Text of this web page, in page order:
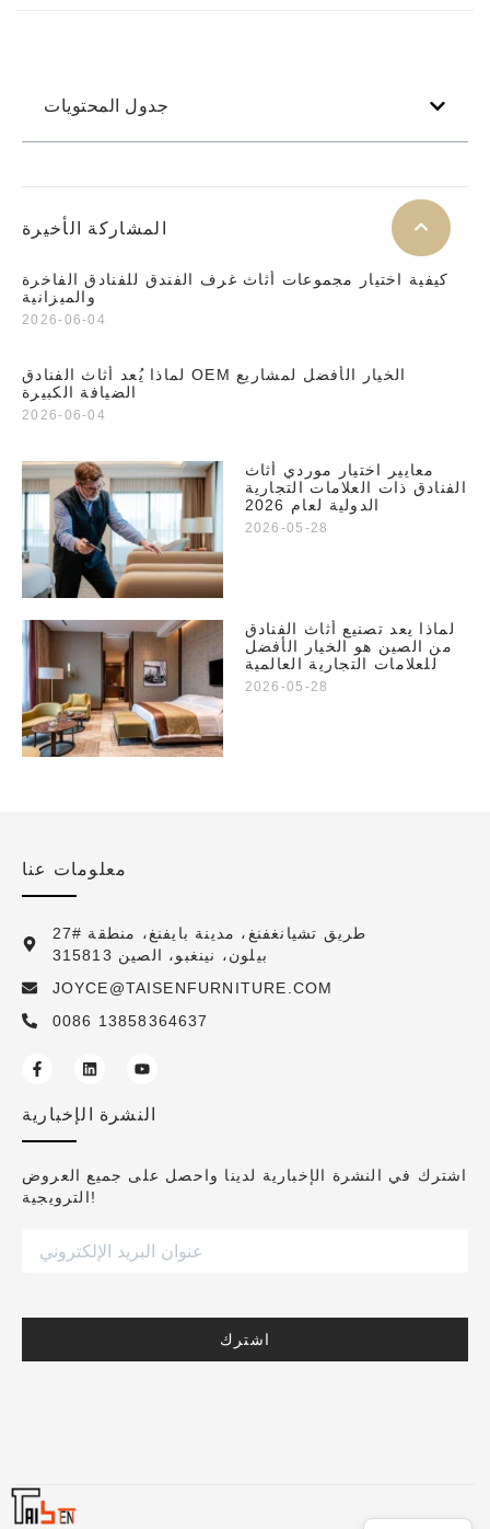
جدول المحتويات
المشاركة الأخيرة
كيفية اختيار مجموعات أثاث غرف الفندق للفنادق الفاخرة
والميزانية
2026-06-04
لماذا يُعد أثاث الفنادق OEM الخيار الأفضل لمشاريع
الضيافة الكبيرة
2026-06-04
معايير اختيار موردي أثاث
الفنادق ذات العلامات التجارية
الدولية لعام 2026
2026-05-28
لماذا يعد تصنيع أثاث الفنادق
من الصين هو الخيار الأفضل
للعلامات التجارية العالمية
2026-05-28
معلومات عنا
27# طريق تشيانغفنغ، مدينة بايفنغ، منطقة
بيلون، نينغبو، الصين 315813
JOYCE@TAISENFURNITURE.COM
0086 13858364637
النشرة الإخبارية
اشترك في النشرة الإخبارية لدينا واحصل على جميع العروض
الترويجية!
اشترك